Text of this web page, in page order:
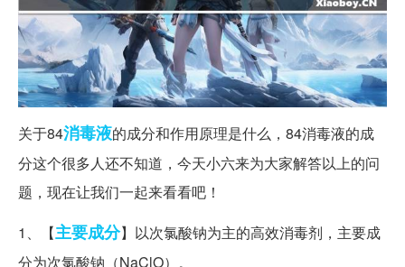
关于84消毒液的成分和作用原理是什么，84消毒液的成
分这个很多人还不知道，今天小六来为大家解答以上的问
题，现在让我们一起来看看吧！
1、【主要成分】以次氯酸钠为主的高效消毒剂，主要成
分为次氯酸钠（NaClO）。